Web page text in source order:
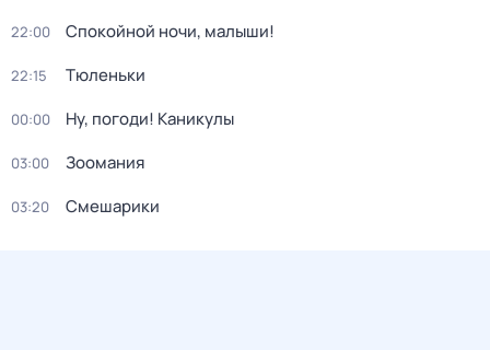
22:00 Спокойной ночи, малыши!
22:15 Тюленьки
00:00 Ну, погоди! Каникулы
03:00 Зоомания
03:20 Смешарики